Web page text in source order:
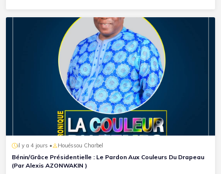
il y a 4 jours • Houéssou Charbel
Bénin/Grâce Présidentielle : Le Pardon Aux Couleurs Du Drapeau
(Par Alexis AZONWAKIN )